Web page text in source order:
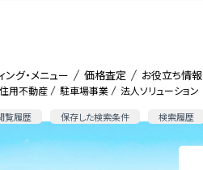
用不動産 駐車場事業 法人ソリューション
覧履歴 保存した検索条件 検索履歴
ング・メニュー 価格査定 お役立ち情報